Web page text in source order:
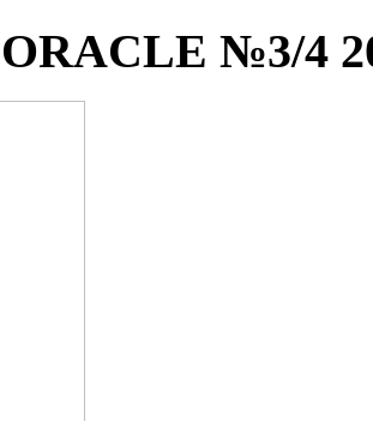
№3/4